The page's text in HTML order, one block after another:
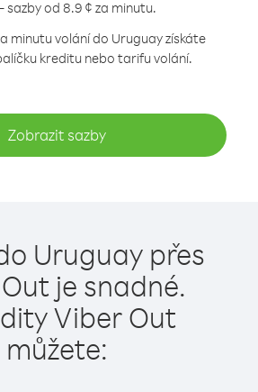
sazby od 8.9 ¢ za minutu.
minutu volání do Uruguay získáte
kreditu nebo tarifu volání.
Zobrazit sazby
Uruguay přes
je snadné.
Viber Out
můžete: